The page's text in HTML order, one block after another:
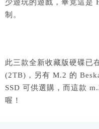
少遊玩的遊戲，畢竟這是
制。
此三款全新收藏版硬碟已
(2TB)，另有 M.2 的
SSD 可供選購，而這款
喔！